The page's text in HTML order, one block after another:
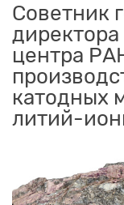
Советник
директора
центра
катодных
литий-